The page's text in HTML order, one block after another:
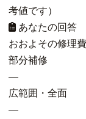
考値です）
あなたの回答
おおよその修理
部分補修
—
広範囲・全面
—